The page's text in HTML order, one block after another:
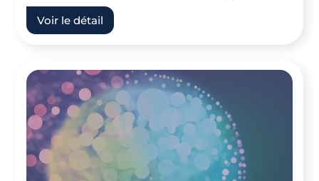
Voir le détail